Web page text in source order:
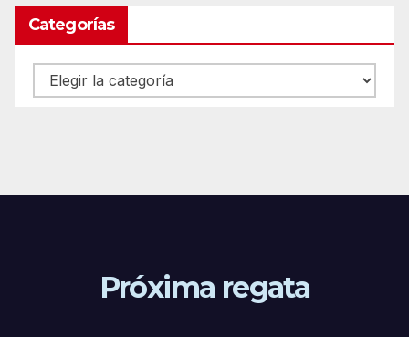
Categorías
Categorías
Próxima regata